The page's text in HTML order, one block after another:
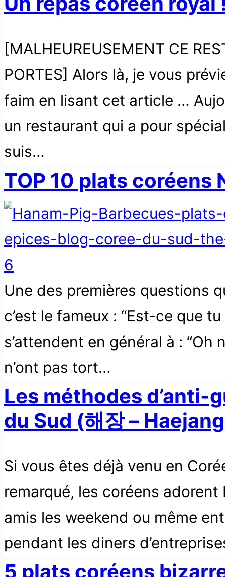
[MALHEUREUSEMENT CE
PORTES] Alors là, je vous
faim en lisant cet article …
un restaurant qui a pour
suis…
TOP 10 plats coréens
Une des premières questions
c’est le fameux : “Est-ce que
s’attendent en général à : “Oh
n’ont pas tort…
Les méthodes d’anti-
du Sud (해장 –
Si vous êtes déjà venu en
remarqué, les coréens
amis les weekend ou même
pendant les diners
5 plats coréens